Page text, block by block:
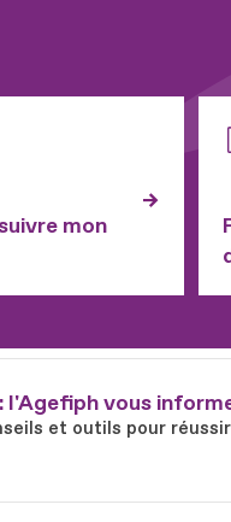
mon
l'Agefiph vous
et outils pour